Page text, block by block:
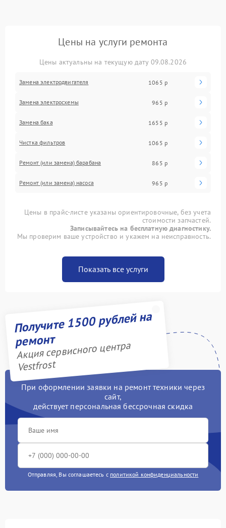
Цены на услуги ремонта
Цены актуальны на текущую дату 09.08.2026
Замена электродвигателя 1065 р
Замена электросхемы 965 р
Замена бака 1655 р
Чистка фильтров 1065 р
Ремонт (или замена) барабана 865 р
Ремонт (или замена) насоса 965 р
Цены в прайс-листе указаны ориентировочные, без учета
стоимости запчастей.
Записывайтесь на бесплатную диагностику.
Мы проверим ваше устройство и укажем на неисправность.
Показать все услуги
Получите 1500 рублей на
ремонт
Акция сервисного центра
Vestfrost
При оформлении заявки на ремонт техники через
сайт,
действует персональная бессрочная скидка
Отправляя, Вы соглашаетесь с политикой конфиденциальности